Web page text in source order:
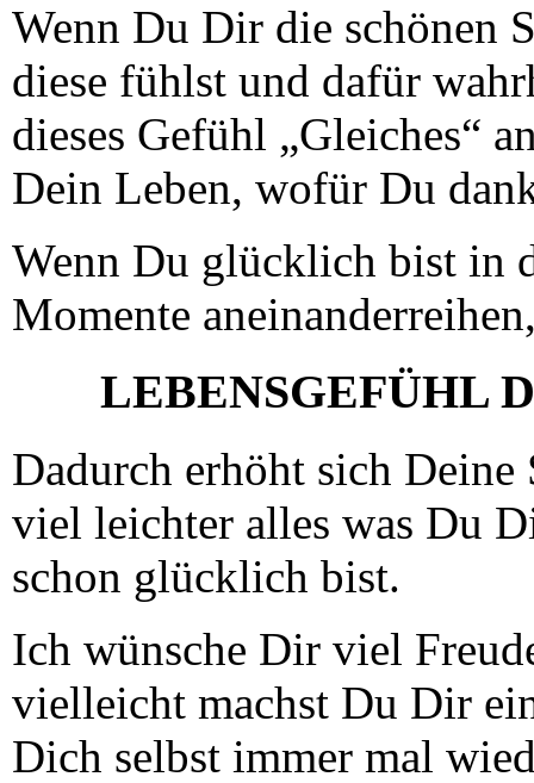
Wenn Du Dir die schönen
diese fühlst und dafür
dieses Gefühl „Gleiches“
Dein Leben, wofür Du
Wenn Du glücklich bist in
Momente
LEBENSGEFÜHL
Dadurch erhöht sich
viel leichter alles was Du
schon glücklich bist.
Ich wünsche Dir viel
vielleicht machst Du Dir
Dich selbst immer mal